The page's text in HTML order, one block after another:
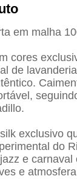
em malha
cores
de
exclusivo
do
e carnaval
e